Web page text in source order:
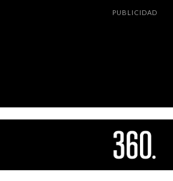
PUBLICIDAD